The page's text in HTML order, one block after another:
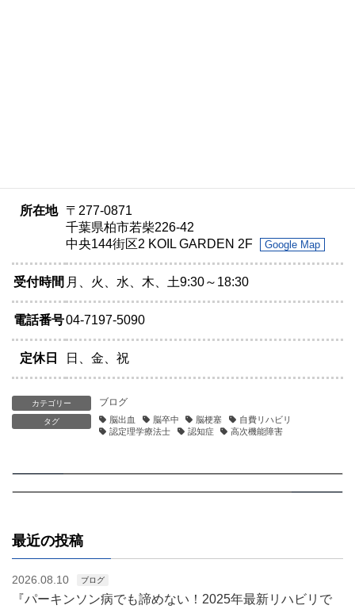
所在地
〒277-0871
千葉県柏市若柴226-42
中央144街区2 KOIL GARDEN 2F
Google Map
受付時間 月、火、水、木、土9:30～18:30
電話番号04-7197-5090
定休日 日、金、祝
カテゴリー ブログ
タグ 脳出血 脳卒中 脳梗塞
自費リハビリ
認定理学療法士
認知症 高次機能障害
【認定理学療法士監修】段取り・切り替え・やり抜く力——それがうまくいかない理由は「遂行機能」にあります
最近の投稿
2026.08.10 ブログ
『パーキンソン病でも諦めない！2025年最新リハビリで